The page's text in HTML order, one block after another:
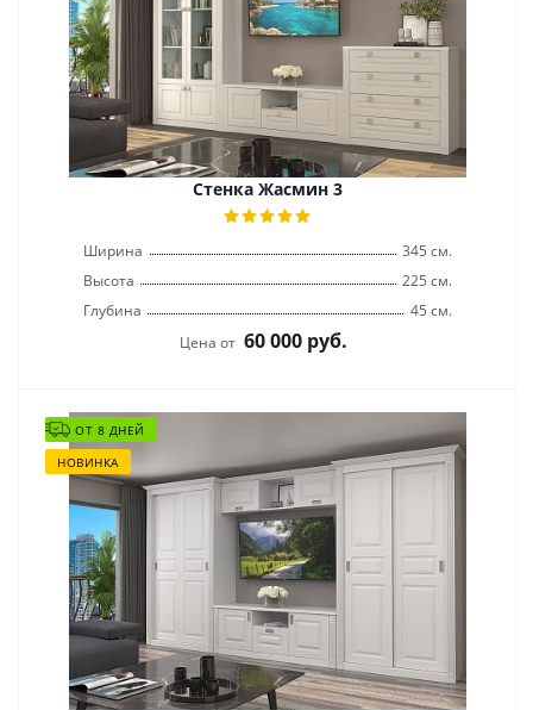
Стенка Жасмин 3
Ширина
345 см.
Высота
225 см.
Глубина
45 см.
Цена от 60 000 руб.
ОТ 8 ДНЕЙ
НОВИНКА